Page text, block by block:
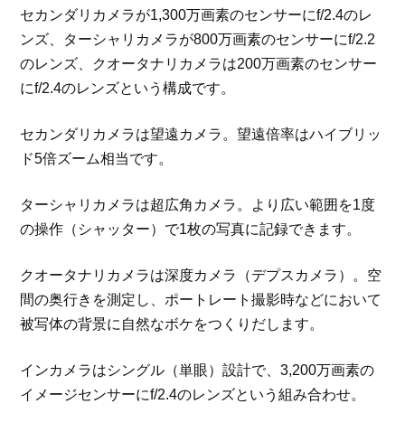
セカンダリカメラが1,300万画素のセンサーにf/2.4のレ
ンズ、ターシャリカメラが800万画素のセンサーにf/2.2
のレンズ、クオータナリカメラは200万画素のセンサー
にf/2.4のレンズという構成です。
セカンダリカメラは望遠カメラ。望遠倍率はハイブリッ
ド5倍ズーム相当です。
ターシャリカメラは超広角カメラ。より広い範囲を1度
の操作（シャッター）で1枚の写真に記録できます。
クオータナリカメラは深度カメラ（デプスカメラ）。空
間の奥行きを測定し、ポートレート撮影時などにおいて
被写体の背景に自然なボケをつくりだします。
インカメラはシングル（単眼）設計で、3,200万画素の
イメージセンサーにf/2.4のレンズという組み合わせ。